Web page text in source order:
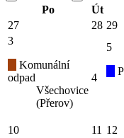
Po
Út
27
28 29
3
Komunální
odpad
Všechovice
(Přerov)
4
5
10 11 12